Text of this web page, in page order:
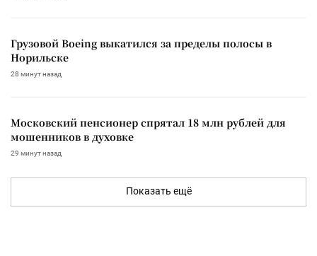
Грузовой Boeing выкатился за пределы полосы в
Норильске
28 минут назад
Московский пенсионер спрятал 18 млн рублей для
мошенников в духовке
29 минут назад
Показать ещё